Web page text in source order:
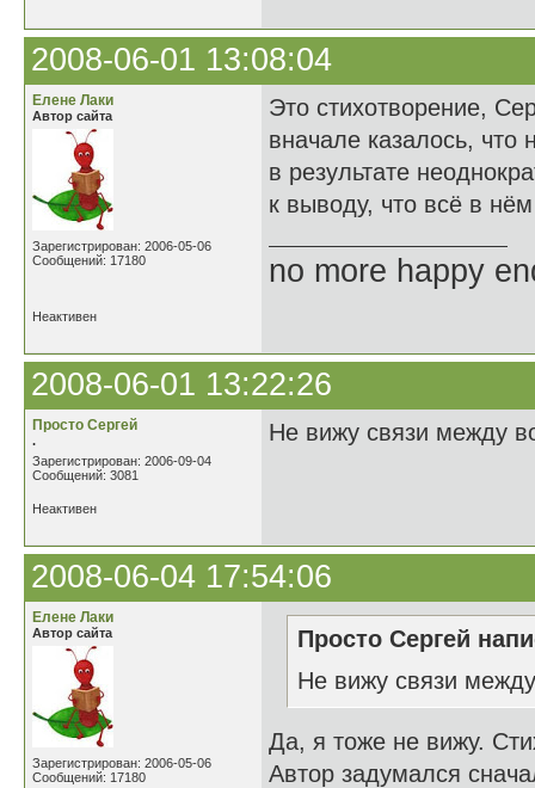
2008-06-01 13:08:04
Елене Лаки
Автор сайта
Зарегистрирован: 2006-05-06
Сообщений: 17180
Это стихотворение,
вначале казалось, что
в результате
к выводу, что всё в
no more happy
Неактивен
2008-06-01 13:22:26
Просто Сергей
.
Зарегистрирован: 2006-09-04
Сообщений: 3081
Не вижу связи между
Неактивен
2008-06-04 17:54:06
Елене Лаки
Автор сайта
Зарегистрирован: 2006-05-06
Сообщений: 17180
Просто Сергей
Не вижу связи
Да, я тоже не вижу.
Автор задумался